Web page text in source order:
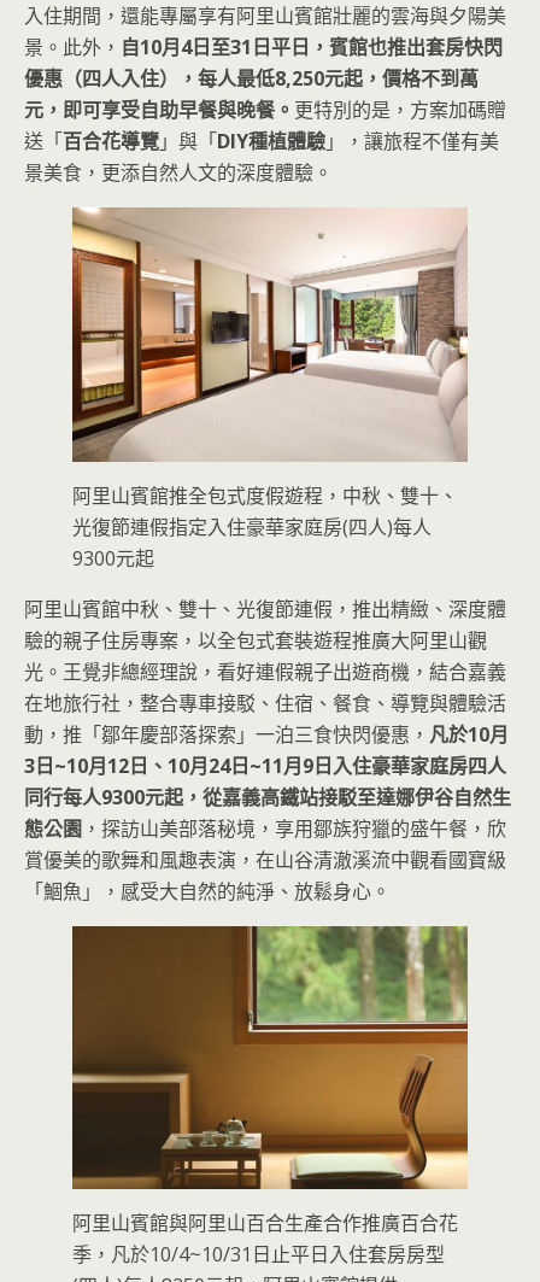
入住期間，還能專屬享有阿里山賓館壯麗的雲海與夕陽美
景。此外， 自10月4日至31日平日，賓館也推出套房快閃
優惠（四人入住），每人最低8,250元起，價格不到萬
元，即可享受自助早餐與晚餐。 更特別的是，方案加碼贈
送「百合花導覽」與「DIY種植體驗」，讓旅程不僅有美
景美食，更添自然人文的深度體驗。
阿里山賓館推全包式度假遊程，中秋、雙十、
光復節連假指定入住豪華家庭房(四人)每人
9300元起
阿里山賓館中秋、雙十、光復節連假，推出精緻、深度體
驗的親子住房專案，以全包式套裝遊程推廣大阿里山觀
光。王覺非總經理說，看好連假親子出遊商機，結合嘉義
在地旅行社，整合專車接駁、住宿、餐食、導覽與體驗活
動，推「鄒年慶部落探索」一泊三食快閃優惠， 凡於10月
3日~10月12日、10月24日~11月9日入住豪華家庭房四人
同行每人9300元起，從嘉義高鐵站接駁至達娜伊谷自然生
態公園 ，探訪山美部落秘境，享用鄒族狩獵的盛午餐，欣
賞優美的歌舞和風趣表演，在山谷清澈溪流中觀看國寶級
「鯝魚」，感受大自然的純淨、放鬆身心。
阿里山賓館與阿里山百合生產合作推廣百合花
季，凡於10/4~10/31日止平日入住套房房型